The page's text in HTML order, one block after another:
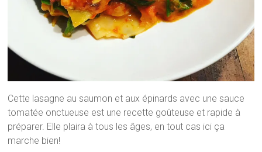
Cette lasagne au saumon et aux épinards avec une sauce
tomatée onctueuse est une recette goûteuse et rapide à
préparer. Elle plaira à tous les âges, en tout cas ici ça
marche bien!